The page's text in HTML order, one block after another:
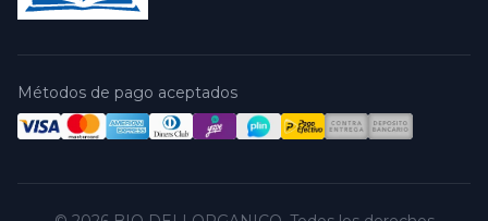
Métodos de pago aceptados